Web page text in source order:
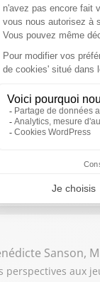
Debien,
transition
Martinot,
ou moins
Sanson,
perspectives aux